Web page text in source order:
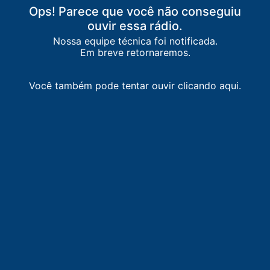
Ops! Parece que você não conseguiu
ouvir essa rádio.
Nossa equipe técnica foi notificada.
Em breve retornaremos.
Você também pode tentar ouvir clicando aqui.